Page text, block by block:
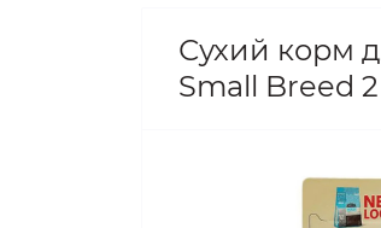
Сухий корм
Small Breed 2